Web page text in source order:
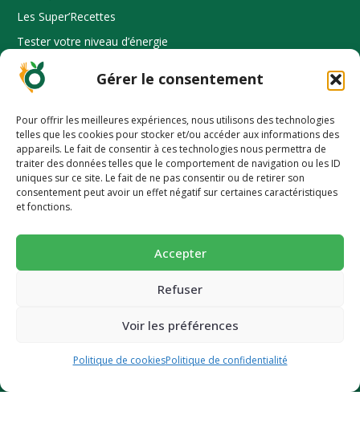
Gérer le consentement
Pour offrir les meilleures expériences, nous utilisons des technologies
telles que les cookies pour stocker et/ou accéder aux informations des
appareils. Le fait de consentir à ces technologies nous permettra de
traiter des données telles que le comportement de navigation ou les ID
uniques sur ce site. Le fait de ne pas consentir ou de retirer son
consentement peut avoir un effet négatif sur certaines caractéristiques
et fonctions.
Accepter
Refuser
Voir les préférences
Politique de cookiesPolitique de confidentialité
Les Super’Recettes
Tester votre niveau d’énergie
Où nous trouver
INFORMATION
Mode d’emploi
Dossier presse
Nos prix et distinctions
-10% pour découvrir une alimentation
Succombez à nos pains et biscuits ultra-gourmands et
super-nutritif.